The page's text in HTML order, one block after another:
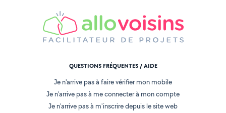
QUESTIONS FRÉQUENTES / AIDE
Je n'arrive pas à faire vérifier mon mobile
Je n'arrive pas à me connecter à mon compte
Je n'arrive pas à m'inscrire depuis le site web